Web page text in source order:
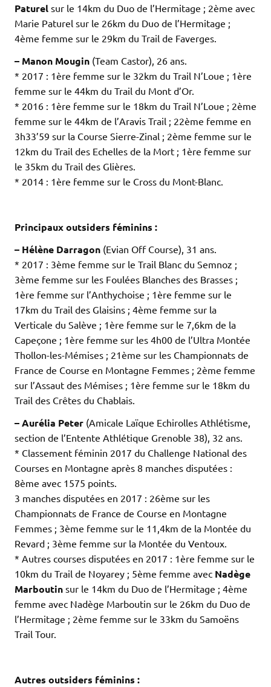
Paturel sur le 14km du Duo de l’Hermitage ; 2ème avec
Marie Paturel sur le 26km du Duo de l’Hermitage ;
4ème femme sur le 29km du Trail de Faverges.
– Manon Mougin (Team Castor), 26 ans.
* 2017 : 1ère femme sur le 32km du Trail N’Loue ; 1ère
femme sur le 44km du Trail du Mont d’Or.
* 2016 : 1ère femme sur le 18km du Trail N’Loue ; 2ème
femme sur le 44km de l’Aravis Trail ; 22ème femme en
3h33’59 sur la Course Sierre-Zinal ; 2ème femme sur le
12km du Trail des Echelles de la Mort ; 1ère femme sur
le 35km du Trail des Glières.
* 2014 : 1ère femme sur le Cross du Mont-Blanc.
Principaux outsiders féminins :
– Hélène Darragon (Evian Off Course), 31 ans.
* 2017 : 3ème femme sur le Trail Blanc du Semnoz ;
3ème femme sur les Foulées Blanches des Brasses ;
1ère femme sur l’Anthychoise ; 1ère femme sur le
17km du Trail des Glaisins ; 4ème femme sur la
Verticale du Salève ; 1ère femme sur le 7,6km de la
Capeçone ; 1ère femme sur les 4h00 de l’Ultra Montée
Thollon-les-Mémises ; 21ème sur les Championnats de
France de Course en Montagne Femmes ; 2ème femme
sur l’Assaut des Mémises ; 1ère femme sur le 18km du
Trail des Crêtes du Chablais.
– Aurélia Peter (Amicale Laïque Echirolles Athlétisme,
section de l’Entente Athlétique Grenoble 38), 32 ans.
* Classement féminin 2017 du Challenge National des
Courses en Montagne après 8 manches disputées :
8ème avec 1575 points.
3 manches disputées en 2017 : 26ème sur les
Championnats de France de Course en Montagne
Femmes ; 3ème femme sur le 11,4km de la Montée du
Revard ; 3ème femme sur la Montée du Ventoux.
* Autres courses disputées en 2017 : 1ère femme sur le
10km du Trail de Noyarey ; 5ème femme avec Nadège
Marboutin sur le 14km du Duo de l’Hermitage ; 4ème
femme avec Nadège Marboutin sur le 26km du Duo de
l’Hermitage ; 2ème femme sur le 33km du Samoëns
Trail Tour.
Autres outsiders féminins :